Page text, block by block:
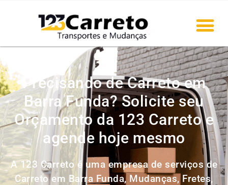
Precisando de Carreto em
Barra Funda? Solicite seu
Orçamento da 123 Carreto e
agende hoje mesmo
A 123 Carreto é uma empresa de serviços de
Carreto em Barra Funda, Mudanças, Fretes,